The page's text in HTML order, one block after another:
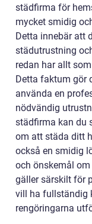
städfirma för
mycket smidig
Detta innebär att
städutrustning
redan har allt
Detta faktum gör
använda en
nödvändig
städfirma kan du
om att städa ditt
också en smidig
och önskemål
gäller särskilt för
vill ha fullständig
rengöringarna